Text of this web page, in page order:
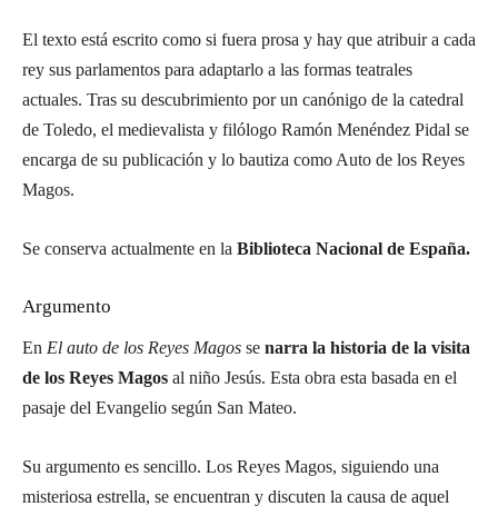
El texto está escrito como si fuera prosa y hay que atribuir a cada
rey sus parlamentos para adaptarlo a las formas teatrales
actuales. Tras su descubrimiento por un canónigo de la catedral
de Toledo, el medievalista y filólogo Ramón Menéndez Pidal se
encarga de su publicación y lo bautiza como Auto de los Reyes
Magos.
Se conserva actualmente en la Biblioteca Nacional de España.
Argumento
En El auto de los Reyes Magos se narra la historia de la visita
de los Reyes Magos al niño Jesús. Esta obra esta basada en el
pasaje del Evangelio según San Mateo.
Su argumento es sencillo. Los Reyes Magos, siguiendo una
misteriosa estrella, se encuentran y discuten la causa de aquel